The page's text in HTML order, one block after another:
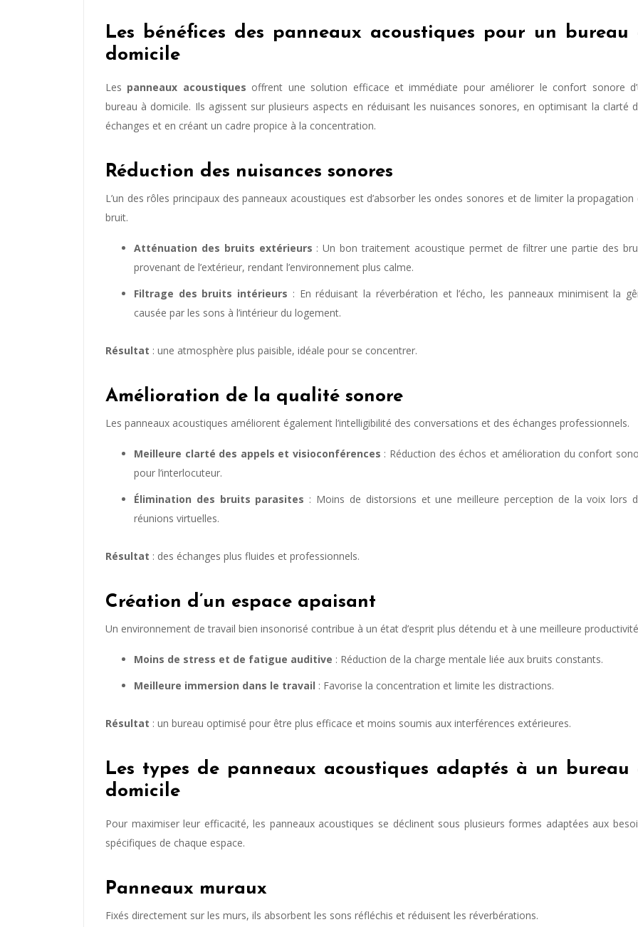
Les bénéfices des panneaux acoustiques pour un bureau
domicile
Les panneaux acoustiques offrent une solution efficace et immédiate pour améliorer le confort sonore
bureau à domicile. Ils agissent sur plusieurs aspects en réduisant les nuisances sonores, en optimisant la clarté
échanges et en créant un cadre propice à la concentration.
Réduction des nuisances sonores
L’un des rôles principaux des panneaux acoustiques est d’absorber les ondes sonores et de limiter la propagation
bruit.
Atténuation des bruits extérieurs : Un bon traitement acoustique permet de filtrer une partie des
provenant de l’extérieur, rendant l’environnement plus calme.
Filtrage des bruits intérieurs : En réduisant la réverbération et l’écho, les panneaux minimisent la
causée par les sons à l’intérieur du logement.
Résultat : une atmosphère plus paisible, idéale pour se concentrer.
Amélioration de la qualité sonore
Les panneaux acoustiques améliorent également l’intelligibilité des conversations et des échanges professionnels.
Meilleure clarté des appels et visioconférences : Réduction des échos et amélioration du confort
pour l’interlocuteur.
Élimination des bruits parasites : Moins de distorsions et une meilleure perception de la voix lors
réunions virtuelles.
Résultat : des échanges plus fluides et professionnels.
Création d’un espace apaisant
Un environnement de travail bien insonorisé contribue à un état d’esprit plus détendu et à une meilleure
Moins de stress et de fatigue auditive : Réduction de la charge mentale liée aux bruits constants.
Meilleure immersion dans le travail : Favorise la concentration et limite les distractions.
Résultat : un bureau optimisé pour être plus efficace et moins soumis aux interférences extérieures.
Les types de panneaux acoustiques adaptés à un bureau
domicile
Pour maximiser leur efficacité, les panneaux acoustiques se déclinent sous plusieurs formes adaptées aux
spécifiques de chaque espace.
Panneaux muraux
Fixés directement sur les murs, ils absorbent les sons réfléchis et réduisent les réverbérations.